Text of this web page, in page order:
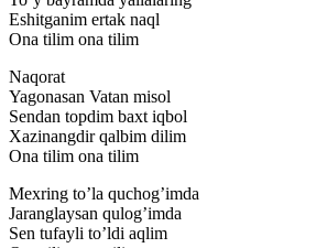
Eshitganim ertak naql
Ona tilim ona tilim
Naqorat
Yagonasan Vatan misol
Sendan topdim baxt iqbol
Xazinangdir qalbim dilim
Ona tilim ona tilim
Mexring to’la quchog’imda
Jaranglaysan qulog’imda
Sen tufayli to’ldi aqlim